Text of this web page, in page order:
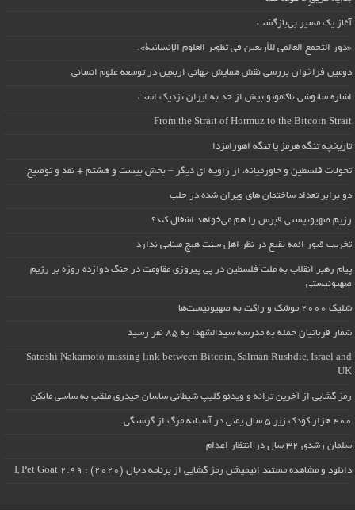
آغاز یک مسیر بی‌بازگشت
«دور التجمع العالمي للأربعين في تطوير العلوم الإنسانية».
دومین فراخوان بررسی نقش همایش جهانی اربعین در توسعه علوم انسانی
اشاره ساتوشی ناکاموتو بیش از حد به ایران نزدیک است
From the Strait of Hormuz to the Bitcoin Strait
تاریخچه تنگه هرمز یا تنگه اهورامزدا
تحولات فلسطین و خاورمیانه، از زاویه ای دیگر – بخش بیست و هشتم + نقد و توضیح
دو برابر تعداد ساختمان های ویران شده در حلب
رژیم صهیونیستی قبرس را هم می‌خواهد اشغال کند؟
تخریب قبور ائمه بقیع در نظر اهل سنت هیچ مبنایی ندارد
پیام رهبر انقلاب به ملت فلسطین در پی پیروزی مقاومت در جنگ دوازده روزه بر رژیم
صهیونیستی
شلیک ۲۰۰۰ موشک و راکت به صهیونیست‌ها
شمار قربانیان حمله به مدرسه سیدالشهدا به ۸۵ نفر رسید
Satoshi Nakamoto missing link between Bitcoin, Salman Rushdie, Israel and
UK
رمز گشایی از آخرین ترانه و ویدئو کلیپ شیطانی ساسان حیدری ملقب به ساسی مانکن
۴۰۰ هزار کودک زیر ۵ سال یمنی در آستانه مرگ از گرسنگی
سلمان رشدی ۳۲ سال در انتظار اعدام
دانلود و مشاهده مستند انیمیشن رمز گشایی از برنامه دجال (۲۰۲۰) : I, Pet Goat 2.99